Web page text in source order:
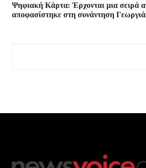
Ψηφιακή Κάρτα: Έρχονται μια σειρά
αποφασίστηκε στη συνάντηση